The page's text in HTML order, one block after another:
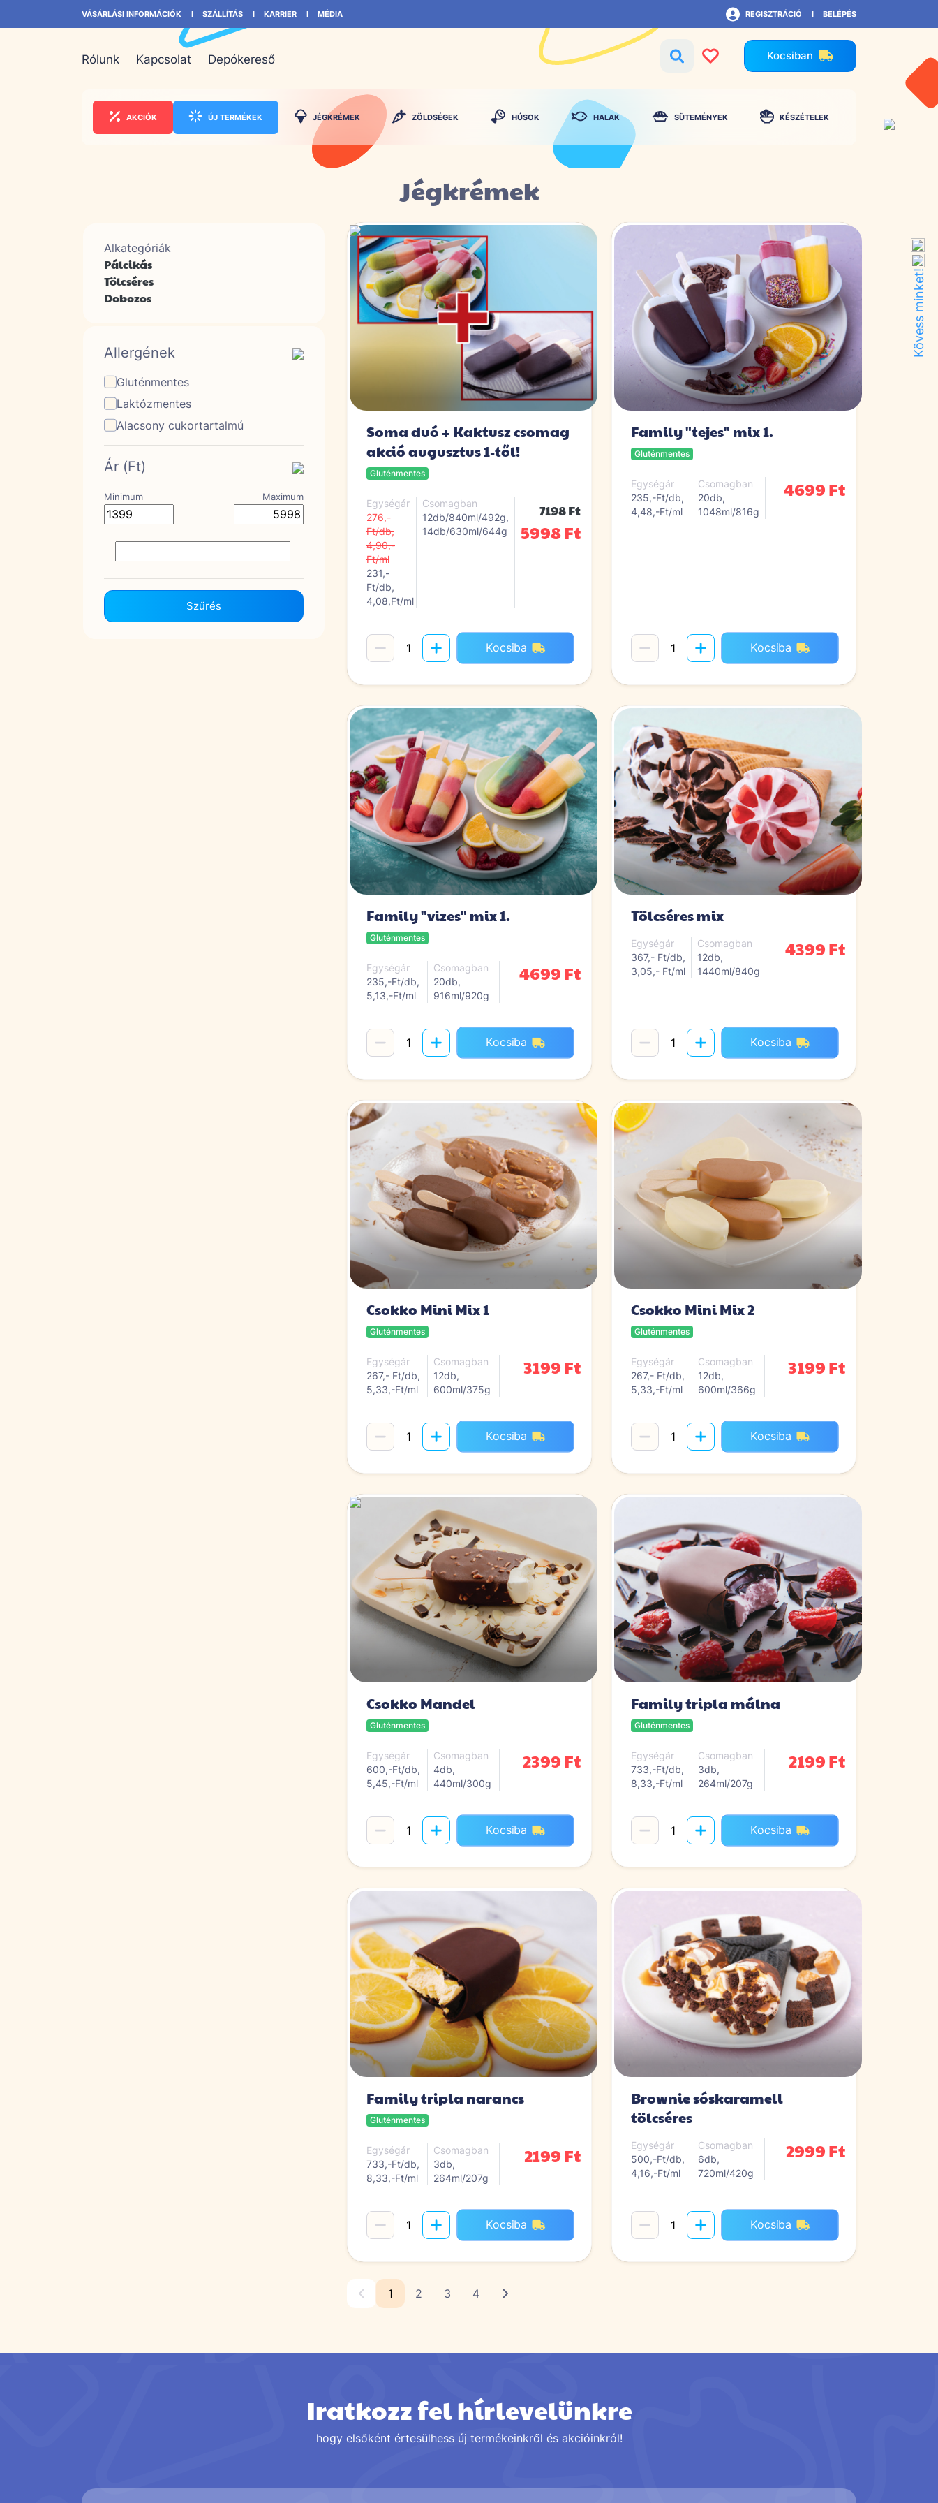
VÁSÁRLÁSI INFORMÁCIÓK SZÁLLÍTÁS KARRIER MÉDIA REGISZTRÁCIÓ BELÉPÉS
Rólunk Kapcsolat Depókereső Kocsiban
AKCIÓK ÚJ TERMÉKEK JÉGKRÉMEK ZÖLDSÉGEK HÚSOK HALAK SÜTEMÉNYEK KÉSZÉTELEK
Jégkrémek
Alkategóriák
Pálcikás
Tölcséres
Dobozos
Allergének
Gluténmentes
Laktózmentes
Alacsony cukortartalmú
Ár (Ft)
Minimum Maximum
Szűrés
Soma duó + Kaktusz csomag
akció augusztus 1-től!
Gluténmentes
Egységár
276,-
Ft/db,
4,90,-
Ft/ml
231,-
Ft/db,
4,08,Ft/ml
Csomagban
12db/840ml/492g,
14db/630ml/644g
7198 Ft
5998 Ft
Kocsiba
Family "tejes" mix 1.
Gluténmentes
Egységár
235,-Ft/db,
4,48,-Ft/ml
Csomagban
20db,
1048ml/816g
4699 Ft
Kocsiba
Family "vizes" mix 1.
Gluténmentes
Egységár
235,-Ft/db,
5,13,-Ft/ml
Csomagban
20db,
916ml/920g
4699 Ft
Kocsiba
Tölcséres mix
Egységár
367,- Ft/db,
3,05,- Ft/ml
Csomagban
12db,
1440ml/840g
4399 Ft
Kocsiba
Csokko Mini Mix 1
Gluténmentes
Egységár
267,- Ft/db,
5,33,-Ft/ml
Csomagban
12db,
600ml/375g
3199 Ft
Kocsiba
Csokko Mini Mix 2
Gluténmentes
Egységár
267,- Ft/db,
5,33,-Ft/ml
Csomagban
12db,
600ml/366g
3199 Ft
Kocsiba
Csokko Mandel
Gluténmentes
Egységár
600,-Ft/db,
5,45,-Ft/ml
Csomagban
4db,
440ml/300g
2399 Ft
Kocsiba
Family tripla málna
Gluténmentes
Egységár
733,-Ft/db,
8,33,-Ft/ml
Csomagban
3db,
264ml/207g
2199 Ft
Kocsiba
Family tripla narancs
Gluténmentes
Egységár
733,-Ft/db,
8,33,-Ft/ml
Csomagban
3db,
264ml/207g
2199 Ft
Kocsiba
Brownie sóskaramell
tölcséres
Egységár
500,-Ft/db,
4,16,-Ft/ml
Csomagban
6db,
720ml/420g
2999 Ft
Kocsiba
1 2 3 4
Iratkozz fel hírlevelünkre
hogy elsőként értesülhess új termékeinkről és akcióinkról!
Kövess minket!